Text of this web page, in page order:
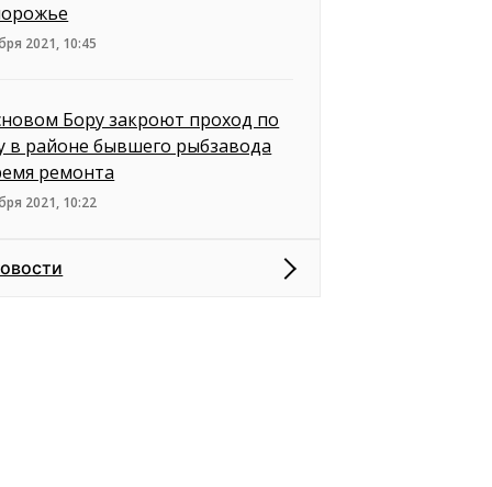
2021, 10:45
Бору закроют проход по
в районе бывшего рыбзавода
ремонта
2021, 10:22